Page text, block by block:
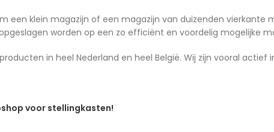
een klein magazijn of een magazijn van duizenden vierkante
worden op een zo efficiënt en voordelig mogelijke
in heel Nederland en heel België. Wij zijn vooral
voor stellingkasten!